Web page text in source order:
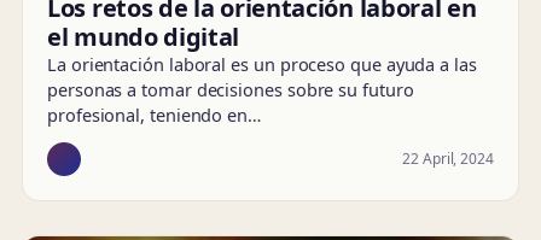
Los retos de la orientación laboral en
el mundo digital
La orientación laboral es un proceso que ayuda a las
personas a tomar decisiones sobre su futuro
profesional, teniendo en…
22 April, 2024